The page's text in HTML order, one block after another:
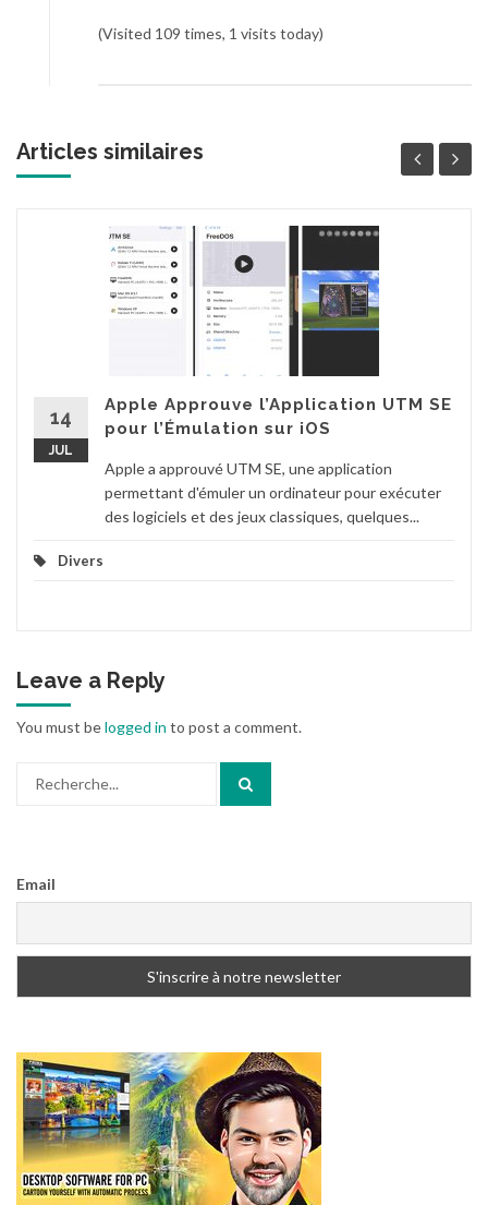
(Visited 109 times, 1 visits today)
Articles similaires
14
JUL
Apple Approuve l’Application UTM SE
pour l’Émulation sur iOS
Apple a approuvé UTM SE, une application
permettant d'émuler un ordinateur pour exécuter
des logiciels et des jeux classiques, quelques...
Divers
Leave a Reply
You must belogged in to post a comment.
Email